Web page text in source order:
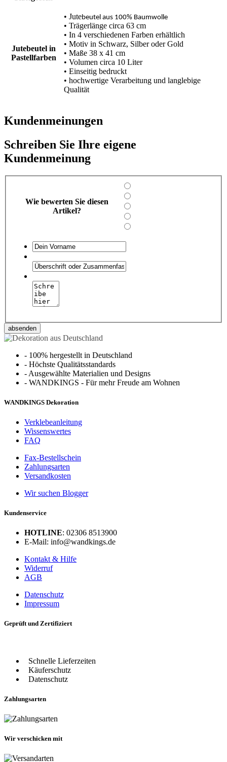
Jutebeutel in
Pastellfarben
• Jutebeutel aus 100% Baumwolle
• Trägerlänge circa 63 cm
• In 4 verschiedenen Farben erhältlich
• Motiv in Schwarz, Silber oder Gold
• Maße 38 x 41 cm
• Volumen circa 10 Liter
• Einseitig bedruckt
• hochwertige Verarbeitung und langlebige
Qualität
Kundenmeinungen
Schreiben Sie Ihre eigene
Kundenmeinung
Wie bewerten Sie diesen
Artikel?
absenden
- 100% hergestellt in Deutschland
- Höchste Qualitätsstandards
- Ausgewählte Materialien und Designs
- WANDKINGS - Für mehr Freude am Wohnen
WANDKINGS Dekoration
Verklebeanleitung
Wissenswertes
FAQ
Fax-Bestellschein
Zahlungsarten
Versandkosten
Wir suchen Blogger
Kundenservice
HOTLINE: 02306 8513900
E-Mail: info@wandkings.de
Kontakt & Hilfe
Widerruf
AGB
Datenschutz
Impressum
Geprüft und Zertifiziert
Schnelle Lieferzeiten
Käuferschutz
Datenschutz
Zahlungsarten
Wir verschicken mit